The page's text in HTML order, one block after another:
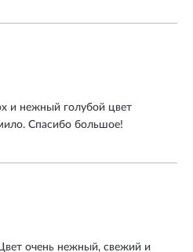
и нежный голубой цвет
Спасибо большое!
очень нежный, свежий и